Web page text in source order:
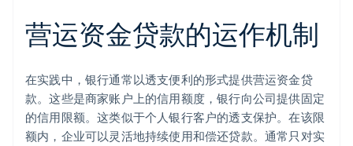
营运资金贷款的运作机制
在实践中，银行通常以透支便利的形式提供营运资金贷
款。这些是商家账户上的信用额度，银行向公司提供固定
的信用限额。这类似于个人银行客户的透支保护。在该限
额内，企业可以灵活地持续使用和偿还贷款。通常只对实